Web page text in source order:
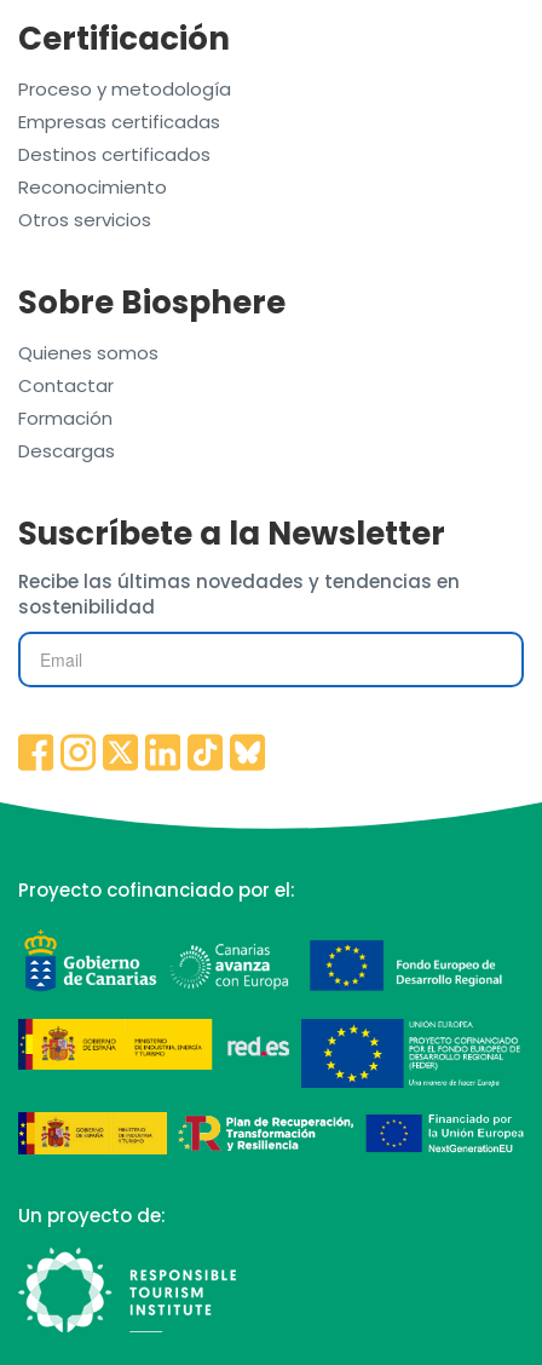
Certificación
Proceso y metodología
Empresas certificadas
Destinos certificados
Reconocimiento
Otros servicios
Sobre Biosphere
Quienes somos
Contactar
Formación
Descargas
Suscríbete a la Newsletter
Recibe las últimas novedades y tendencias en
sostenibilidad
Proyecto cofinanciado por el:
Un proyecto de: